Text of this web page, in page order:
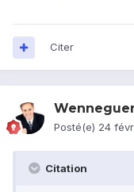
Citer
Posté(e) 24
Citation